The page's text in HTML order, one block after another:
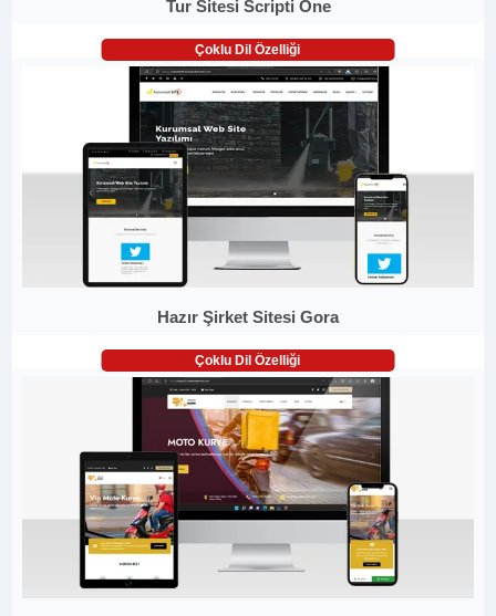
Tur Sitesi Scripti One
Çoklu Dil Özelliği
Hazır Şirket Sitesi Gora
Çoklu Dil Özelliği